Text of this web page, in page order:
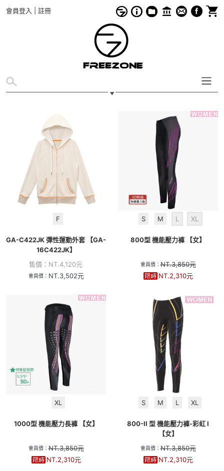
會員登入 註冊
F
GA-C422JK 彈性運動外套 【GA-
16C422JK】
售價： NT.4,120元
會員價： NT.3,502元
S M L XL
800型 機能壓力褲 【女】
會員價：NT.3,850元
NT.2,310元
XL
1000型 機能壓力長褲 【女】
會員價：NT.3,850元
NT.2,310元
S M L XL
800-II 型 機能壓力褲-彩虹 I
【女】
會員價：NT.3,850元
NT.2,310元